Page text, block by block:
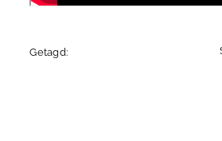
Getagd: